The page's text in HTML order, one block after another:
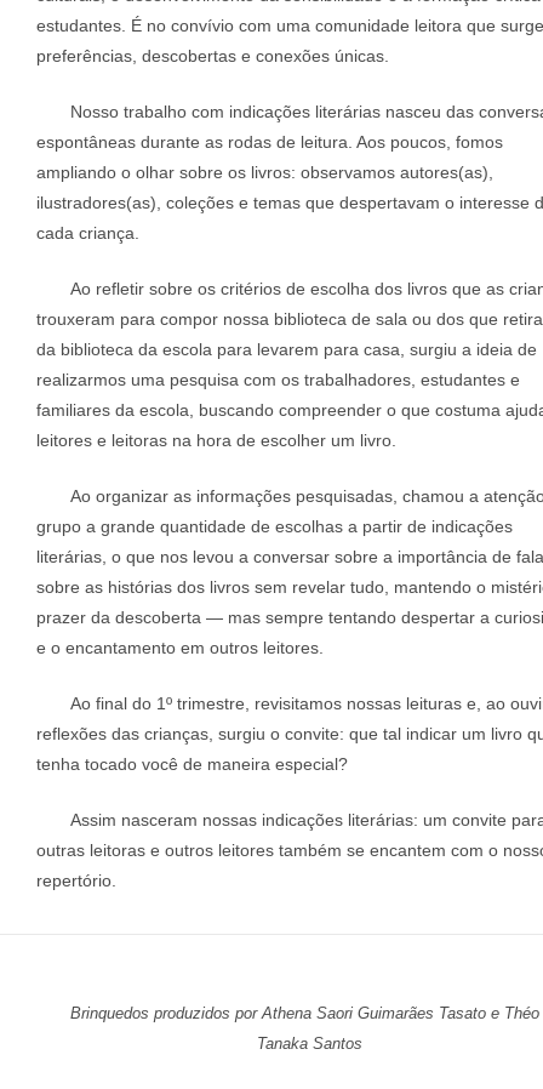
estudantes. É no convívio com uma comunidade leitora que
preferências, descobertas e conexões únicas.
Nosso trabalho com indicações literárias nasceu das
espontâneas durante as rodas de leitura. Aos poucos, fomos
ampliando o olhar sobre os livros: observamos autores(as),
ilustradores(as), coleções e temas que despertavam o interesse
cada criança.
Ao refletir sobre os critérios de escolha dos livros que as
trouxeram para compor nossa biblioteca de sala ou dos que
da biblioteca da escola para levarem para casa, surgiu a ideia de
realizarmos uma pesquisa com os trabalhadores, estudantes e
familiares da escola, buscando compreender o que costuma
leitores e leitoras na hora de escolher um livro.
Ao organizar as informações pesquisadas, chamou a
grupo a grande quantidade de escolhas a partir de indicações
literárias, o que nos levou a conversar sobre a importância de
sobre as histórias dos livros sem revelar tudo, mantendo o
prazer da descoberta — mas sempre tentando despertar a
e o encantamento em outros leitores.
Ao final do 1º trimestre, revisitamos nossas leituras e, ao
reflexões das crianças, surgiu o convite: que tal indicar um livro
tenha tocado você de maneira especial?
Assim nasceram nossas indicações literárias: um convite
outras leitoras e outros leitores também se encantem com o
repertório.
Brinquedos produzidos por Athena Saori Guimarães Tasato e
Tanaka Santos